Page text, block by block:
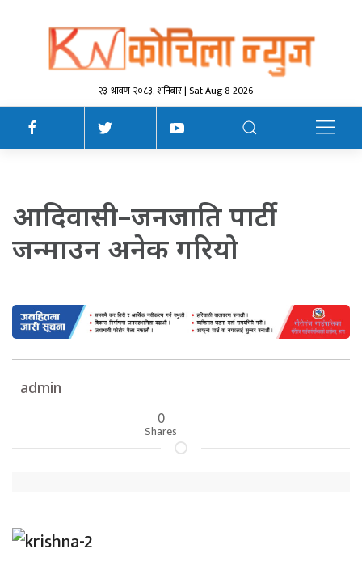
२३ श्रावण २०८३, शनिबार | Sat Aug 8 2026
आदिवासी–जनजाति पार्टी
जन्माउन अनेक गरियो
admin
0
Shares